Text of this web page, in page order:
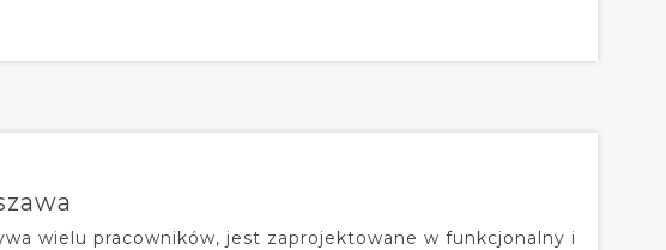
wielu pracowników, jest zaprojektowane w funkcjonalny i